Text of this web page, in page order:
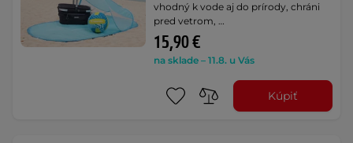
vhodný k vode aj do prírody, chráni
pred vetrom, …
15,90 €
na sklade – 11.8. u Vás
Kúpiť